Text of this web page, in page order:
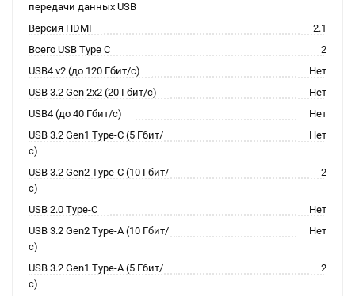
передачи данных USB
Версия HDMI
2.1
Всего USB Type C
2
USB4 v2 (до 120 Гбит/с)
Нет
USB 3.2 Gen 2x2 (20 Гбит/с)
Нет
USB4 (до 40 Гбит/с)
Нет
USB 3.2 Gen1 Type-C (5 Гбит/
с)
Нет
USB 3.2 Gen2 Type-C (10 Гбит/
с)
2
USB 2.0 Type-C
Нет
USB 3.2 Gen2 Type-A (10 Гбит/
с)
Нет
USB 3.2 Gen1 Type-A (5 Гбит/
с)
2